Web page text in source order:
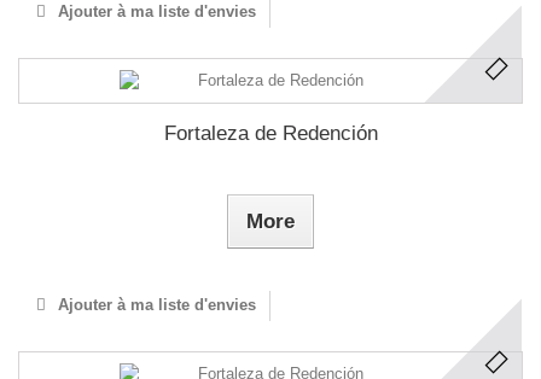
Ajouter à ma liste d'envies
Fortaleza de Redención
More
Ajouter à ma liste d'envies